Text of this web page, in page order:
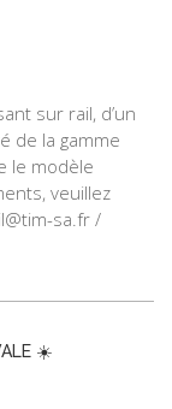
sur rail, d’un
de la gamme
le modèle
veuillez
sa.fr /
☀️